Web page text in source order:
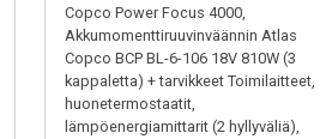
Copco Power Focus 4000,
Akkumomenttiruuvinväännin Atlas
Copco BCP BL-6-106 18V 810W (3
kappaletta) + tarvikkeet Toimilaitteet,
huonetermostaatit,
lämpöenergiamittarit (2 hyllyväliä),